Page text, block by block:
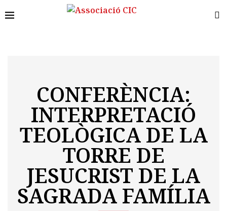
CONFERÈNCIA:
INTERPRETACIÓ
TEOLÒGICA DE LA
TORRE DE
JESUCRIST DE LA
SAGRADA FAMÍLIA